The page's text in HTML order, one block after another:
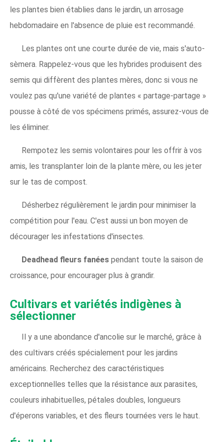
les plantes bien établies dans le jardin, un arrosage
hebdomadaire en l'absence de pluie est recommandé.
Les plantes ont une courte durée de vie, mais s'auto-
sèmera. Rappelez-vous que les hybrides produisent des
semis qui diffèrent des plantes mères, donc si vous ne
voulez pas qu'une variété de plantes « partage-partage »
pousse à côté de vos spécimens primés, assurez-vous de
les éliminer.
Rempotez les semis volontaires pour les offrir à vos
amis, les transplanter loin de la plante mère, ou les jeter
sur le tas de compost.
Désherbez régulièrement le jardin pour minimiser la
compétition pour l'eau. C'est aussi un bon moyen de
décourager les infestations d'insectes.
Deadhead fleurs fanées pendant toute la saison de
croissance, pour encourager plus à grandir.
Cultivars et variétés indigènes à
sélectionner
Il y a une abondance d'ancolie sur le marché, grâce à
des cultivars créés spécialement pour les jardins
américains. Recherchez des caractéristiques
exceptionnelles telles que la résistance aux parasites,
couleurs inhabituelles, pétales doubles, longueurs
d'éperons variables, et des fleurs tournées vers le haut.